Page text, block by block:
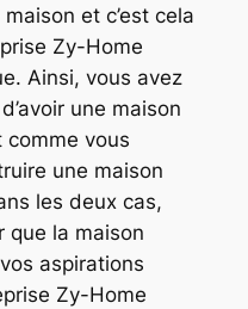
et c’est cela
Zy-Home
Ainsi, vous avez
une maison
vous
une maison
les deux cas,
que la maison
aspirations
Zy-Home